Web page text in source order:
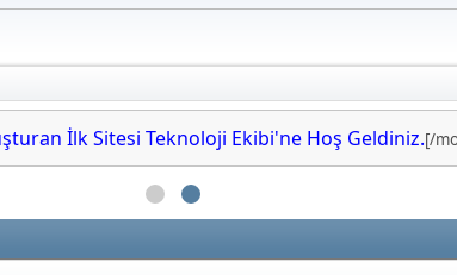
İlk Sitesi Teknoloji Ekibi'ne Hoş Geldiniz.[/